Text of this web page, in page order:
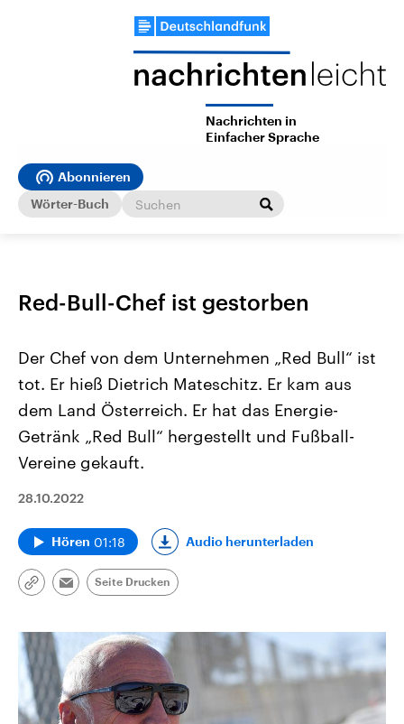
Nachrichten in
Einfacher Sprache
Abonnieren
Wörter-Buch
Red-Bull-Chef ist gestorben
Der Chef von dem Unternehmen „Red Bull“ ist
tot. Er hieß Dietrich Mateschitz. Er kam aus
dem Land Österreich. Er hat das Energie-
Getränk „Red Bull“ hergestellt und Fußball-
Vereine gekauft.
28.10.2022
Hören 01:18 Audio herunterladen
Link
Email
Seite Drucken